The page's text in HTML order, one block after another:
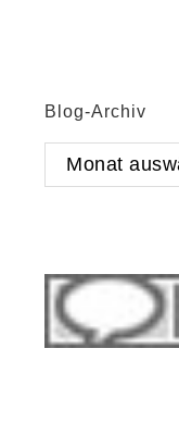
Blog-Archiv
Blog-
Archiv